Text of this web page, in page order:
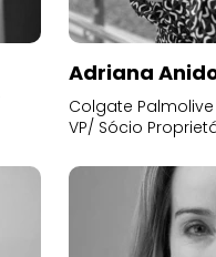
Adriana
Colgate
VP/ Sócio